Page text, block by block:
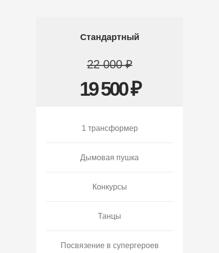
Стандартный
22 000 ₽
19 500 ₽
1 трансформер
Дымовая пушка
Конкурсы
Танцы
Посвязение в супергероев